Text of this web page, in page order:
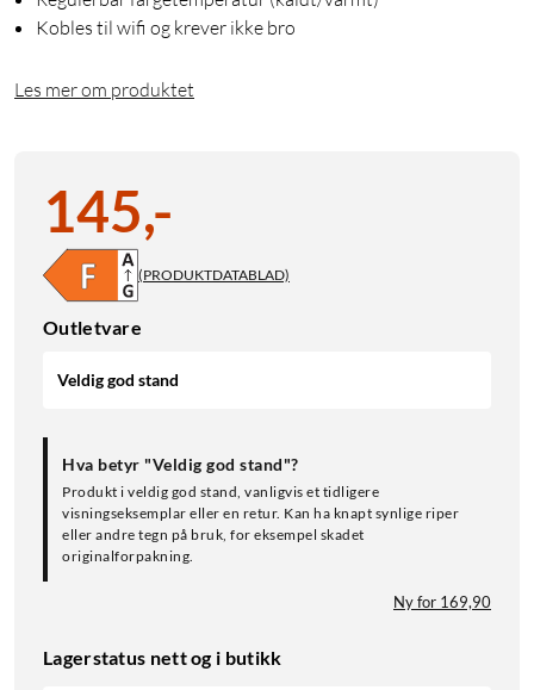
Kobles til wifi og krever ikke bro
Les mer om produktet
145,-
(PRODUKTDATABLAD)
Outletvare
Veldig god stand
Hva betyr "Veldig god stand"?
Produkt i veldig god stand, vanligvis et tidligere
visningseksemplar eller en retur. Kan ha knapt synlige riper
eller andre tegn på bruk, for eksempel skadet
originalforpakning.
Ny for 169,90
Lagerstatus nett og i butikk